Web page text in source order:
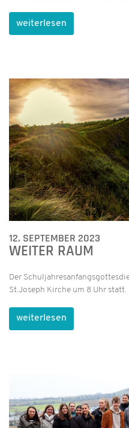
weiterlesen
12. SEPTEMBER 2023
WEITER RAUM
Der
St.Joseph Kirche um 8 Uhr statt.
weiterlesen